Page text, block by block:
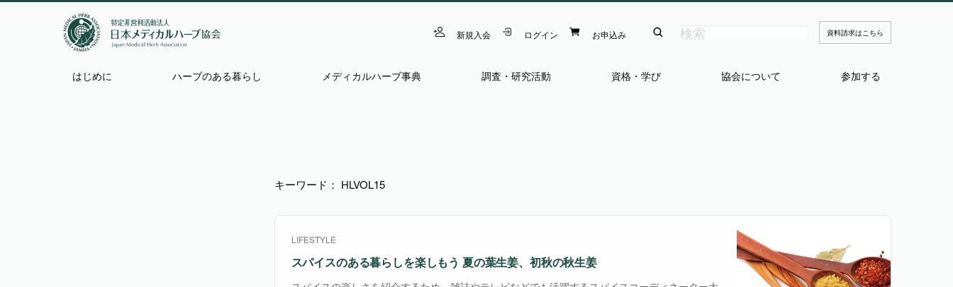
新規入会 ログイン お申込み 資料請求はこちら
はじめに ハーブのある暮らし メディカルハーブ事典 調査・研究活動 資格・学び 協会について 参加する
キーワード： HLVOL15
LIFESTYLE
スパイスのある暮らしを楽しもう 夏の葉生姜、初秋の秋生姜